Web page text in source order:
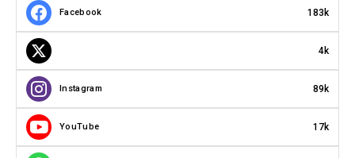
Facebook 183k
4k
Instagram 89k
YouTube 17k